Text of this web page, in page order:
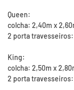
Queen:
colcha: 2,40m x
2 porta travesseiros:
King:
colcha: 2,50m x
2 porta travesseiros: